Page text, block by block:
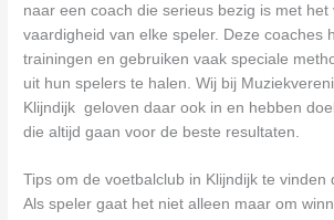
naar een coach die serieus bezig is met
vaardigheid van elke speler. Deze coaches
trainingen en gebruiken vaak speciale
uit hun spelers te halen. Wij bij
Klijndijk geloven daar ook in en hebben
die altijd gaan voor de beste resultaten.
Tips om de voetbalclub in Klijndijk te vinden
Als speler gaat het niet alleen maar om